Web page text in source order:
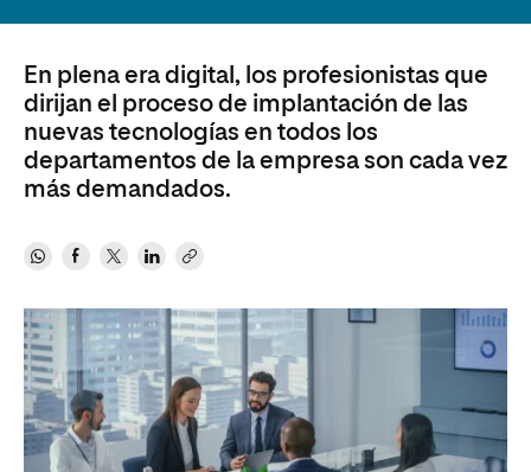
En plena era digital, los profesionistas que
dirijan el proceso de implantación de las
nuevas tecnologías en todos los
departamentos de la empresa son cada vez
más demandados.